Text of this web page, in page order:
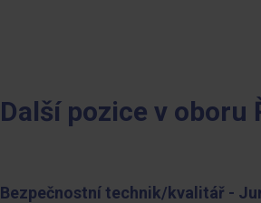
Další pozice v oboru
Bezpečnostní technik/kvalitář -